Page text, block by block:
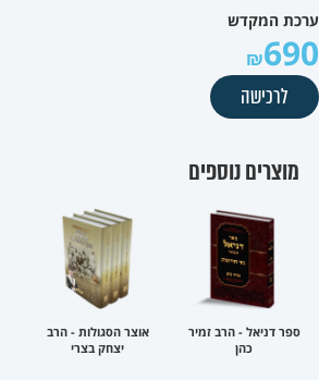
ערכת המקדש
690
לרכישה
מוצרים נוספים
ספר דניאל - הרב זמיר
כהן
אוצר הסגולות - הרב
יצחק בצרי